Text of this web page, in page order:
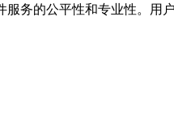
务的公平性和专业性。用